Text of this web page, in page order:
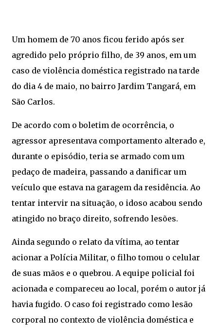
Um homem de 70 anos ficou ferido após ser
agredido pelo próprio filho, de 39 anos, em um
caso de violência doméstica registrado na tarde
do dia 4 de maio, no bairro Jardim Tangará, em
São Carlos.
De acordo com o boletim de ocorrência, o
agressor apresentava comportamento alterado e,
durante o episódio, teria se armado com um
pedaço de madeira, passando a danificar um
veículo que estava na garagem da residência. Ao
tentar intervir na situação, o idoso acabou sendo
atingido no braço direito, sofrendo lesões.
Ainda segundo o relato da vítima, ao tentar
acionar a Polícia Militar, o filho tomou o celular
de suas mãos e o quebrou. A equipe policial foi
acionada e compareceu ao local, porém o autor já
havia fugido. O caso foi registrado como lesão
corporal no contexto de violência doméstica e